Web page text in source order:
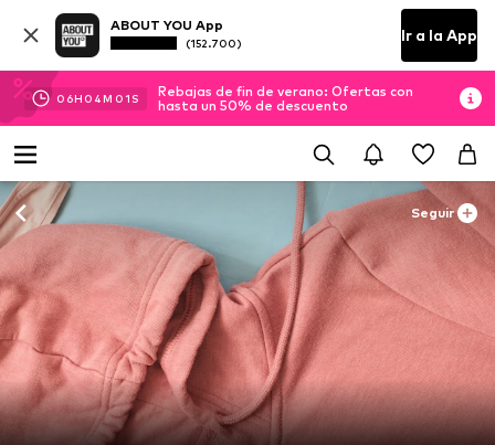
ABOUT YOU App
(152.700) Ir a la App
06H 04M 00S
Rebajas de fin de verano: Ofertas con
hasta un 50% de descuento
Seguir